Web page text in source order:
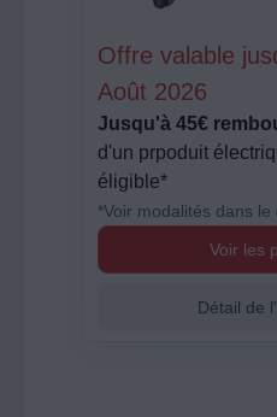
Offre valable
Août 2026
Jusqu'à 45€
d'un prpoduit
éligible*
*Voir modalités dans
Voir les
Détail de